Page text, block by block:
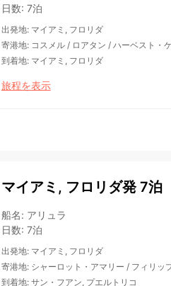
日数: 7泊
出発地: マイアミ, フロリダ
寄港地: コスメル/ ロアタン / ハーベスト・
到着地: マイアミ, フロリダ
旅程を表示
マイアミ, フロリダ発 7泊
船名: アリュラ
日数: 7泊
出発地: マイアミ, フロリダ
寄港地: シャーロット・アマリー / フィリッ
到着地: サン・フアン, プエルトリコ